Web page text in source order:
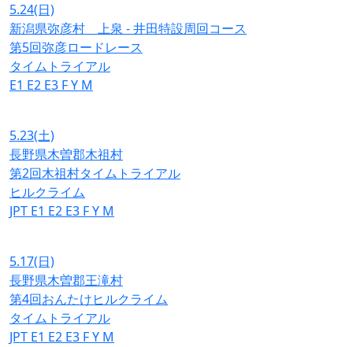
5.24(日)
新潟県弥彦村 上泉 - 井田特設周回コース
第5回弥彦ロードレース
タイムトライアル
E1 E2 E3 FY M
5.23(土)
長野県木曽郡木祖村
第2回木祖村タイムトライアル
ヒルクライム
JPT E1 E2 E3 FY M
5.17(日)
長野県木曽郡王滝村
第4回おんたけヒルクライム
タイムトライアル
JPT E1 E2 E3 FY M